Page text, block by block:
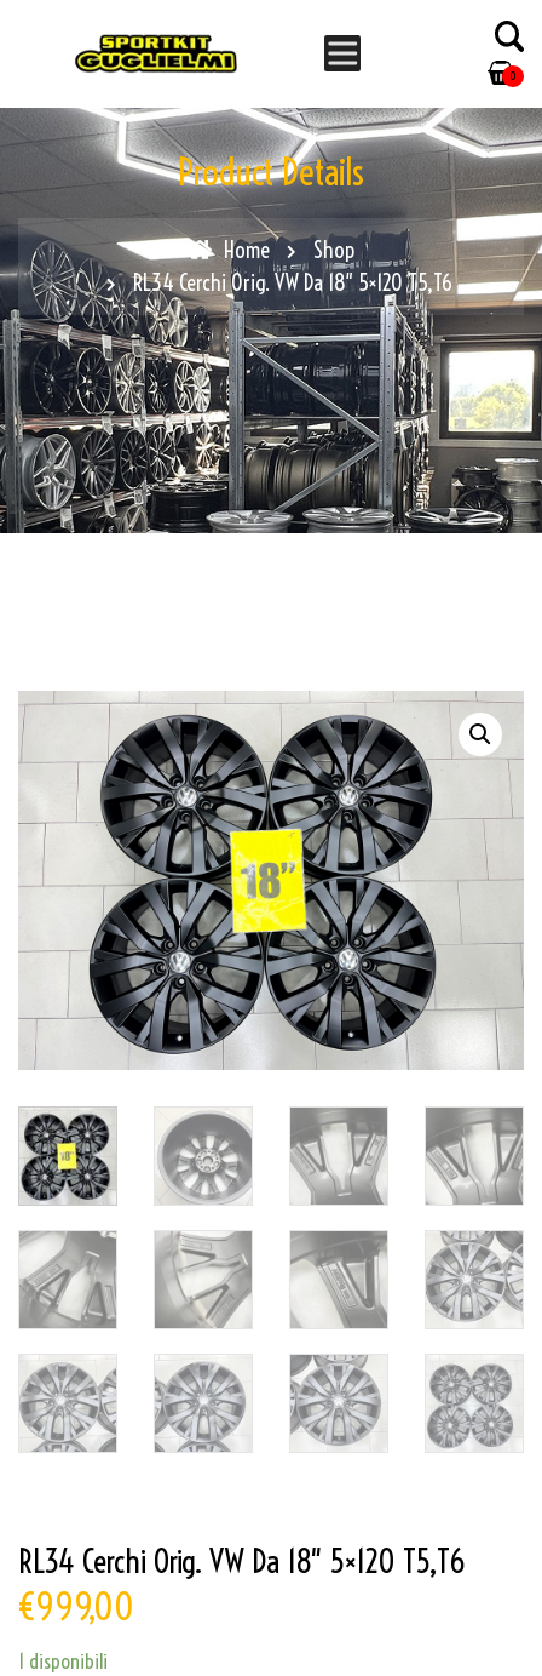
0
Product Details
Home
Shop
RL34 Cerchi Orig. VW Da 18″ 5×120 T5,T6
RL34 Cerchi Orig. VW Da 18″ 5×120 T5,T6
€999,00
1 disponibili